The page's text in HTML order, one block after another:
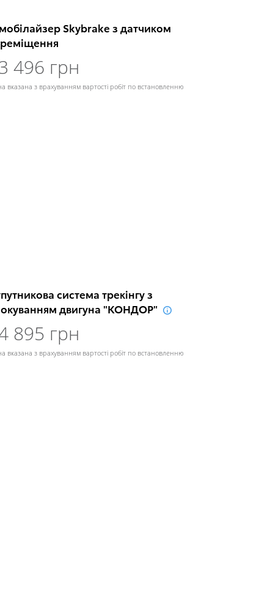
Skybrake з датчиком
496 грн
вказана з врахуванням вартості робіт по встановленню
система трекінгу з
двигуна "КОНДОР"
895 грн
вказана з врахуванням вартості робіт по встановленню